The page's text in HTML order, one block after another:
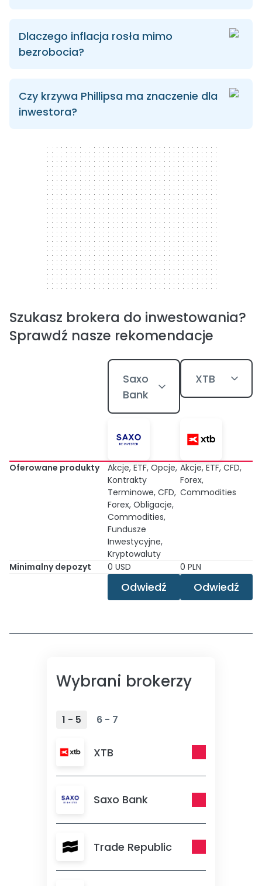
Dlaczego inflacja rosła mimo
bezrobocia?
Czy krzywa Phillipsa ma znaczenie dla
inwestora?
300 x 250
Szukasz brokera do inwestowania?
Sprawdź nasze rekomendacje
Saxo
Bank
XTB
Oferowane produkty
Akcje, ETF, Opcje,
Kontrakty
Terminowe, CFD,
Forex, Obligacje,
Commodities,
Fundusze
Inwestycyjne,
Kryptowaluty
Akcje, ETF, CFD,
Forex,
Commodities
Minimalny depozyt 0 USD 0 PLN
Odwiedź Odwiedź
Wybrani brokerzy
1 - 5 6 - 7
XTB
Saxo Bank
Trade Republic